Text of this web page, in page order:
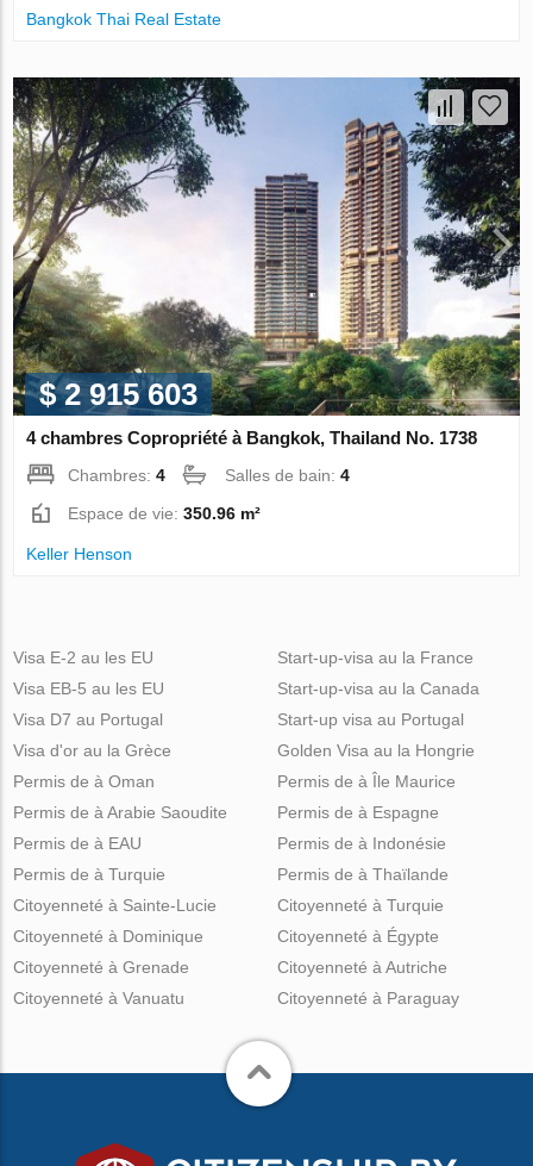
Bangkok Thai Real Estate
$ 2 915 603
4 chambres Copropriété à Bangkok, Thailand No. 1738
Chambres:4 Salles de bain:4
Espace de vie:350.96 m²
Keller Henson
Visa E-2 au les EU
Visa EB-5 au les EU
Visa D7 au Portugal
Visa d'or au la Grèce
Start-up-visa au la France
Start-up-visa au la Canada
Start-up visa au Portugal
Golden Visa au la Hongrie
Permis de à Oman
Permis de à Arabie Saoudite
Permis de à EAU
Permis de à Turquie
Permis de à Île Maurice
Permis de à Espagne
Permis de à Indonésie
Permis de à Thaïlande
Citoyenneté à Sainte-Lucie
Citoyenneté à Dominique
Citoyenneté à Grenade
Citoyenneté à Vanuatu
Citoyenneté à Turquie
Citoyenneté à Égypte
Citoyenneté à Autriche
Citoyenneté à Paraguay